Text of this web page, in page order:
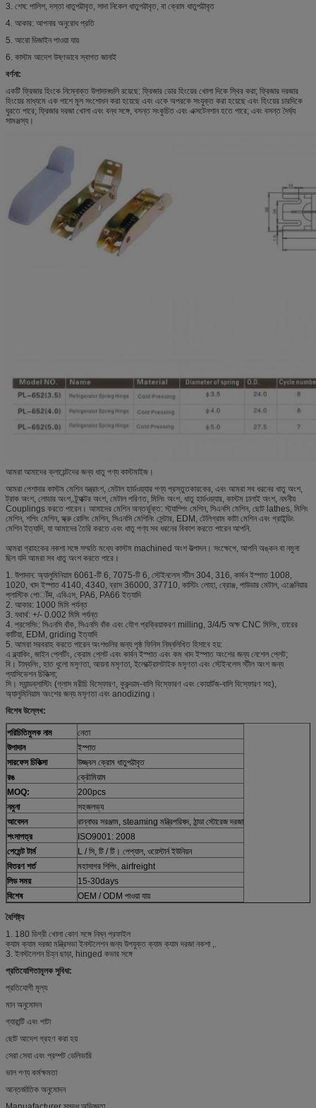
3. শেষ: পালিশ, দস্তা ধাতুপট্টাবৃত, সাদা নিকেল ধাতুপট্টাবৃত, বা ক্রোম ধাতুপট্টাবৃত
4. আকার: আপনার অনুরোধ প্রতি
5. আরো ডিজাইন পাওয়া যায়
6. কাস্টম আদেশ উষ্ণভাবে স্বাগত জানাই
বর্ণনা:
একটি ফ্রিজার হিংকে নিম্নোক্ত উপাদানগুলি রয়েছে: ফ্রিজার ডোর হিংয়ের খোলা দিকে স্থির করা; ফ্রিজার দরজার
হিংয়ের মাধ্যমে এক পাশে মূল সংশোধন করা হয়েছে এবং একে অপরকে সংযুক্ত করা হয়েছে এবং হিংয়ের চারদিকে
ঘুরতে পারে; ফ্রিজার দরজা খোলা এবং বন্ধ সঙ্গে, বসন্ত সংকুচিত এবং এক্সটেনশান হতে পারে; এবং বসন্ত দৈর্ঘ্য
সামঞ্জস্য।
আমরা আমাদের ক্লায়েন্টদের জন্য ধাতু পণ্য কাস্টমাইজ।
আমরা পেশাদার কাস্টম মেশিন যন্ত্রাংশ, মেটাল হার্ডওয়্যার পণ্য প্রস্তুতকারকের, এবং আমরা সব ধরনের ধাতু অংশ,
ট্রাক অংশ, লোডার অংশ, ট্র্যাক্টর অংশ, মেটাল পরিণত, মিলিং অংশ, ধাতু হার্ডওয়্যার, কাস্টম ঢালাই অংশ, নমনীয়
Couplings করতে পারেন। আমাদের মেশিন অন্তর্ভুক্ত: স্ট্যাম্পিং মেশিন, সিএনসি মেশিন, ছোট lathes, মিলিং
মেশিন, শপিং মেশিন, স্ক্রু রোলিং মেশিন, সিএনসি মেশিনিং সেন্টার, EDM, টেলিগ্রাম কাটা মেশিন এবং গ্রাইন্ডিং
মেশিন ইত্যাদি, যা আমাদের তৈরি করতে এবং ধাতু পণ্য সব ধরনের বিকাশ করতে পারেন আপনি.
আমরা গ্রাহকের নকশা সঙ্গে সম্মতি মধ্যে কাস্টম machined অংশ উত্পাদন। সংক্ষেপে, আপনি অঙ্কন বা নমুনা
ছিল যদি আমরা সব ধাতু অংশ করতে পারে।
1. উপাদান: অ্যালুমিনিয়াম 6061-টি 6, 7075-টি 6, স্টেইনলেস স্টীল 304, 316, কার্বন ইস্পাত 1008,
1020, খাদ ইস্পাত 4140, 4340, ব্রাস 36000, 37710, কাস্টিং লোহা, ব্রোঞ্জ, পাউডার মেটাল, এঞ্জেনিয়ার
প্লাস্টিক পোॉम, এবিএস, PA6, PA66 ইত্যাদি
2. আকার: 1000 মিমি পর্যন্ত
3. যথার্থ: +/- 0.002 মিমি পর্যন্ত
4. প্রসেসিং: সিএনসি বাঁক, সিএনসি বাঁক এবং যৌগ প্রক্রিয়াকরণ milling, 3/4/5 অক্ষ CNC মিলিং, তারের
কাটিয়া, EDM, griding ইত্যাদি
5. আমরা সরবরাহ করতে পারেন অংশগুলির জন্য পৃষ্ঠ ফিনিস নিম্নলিখিত হিসাবে হয়:
এ ব্ল্যাকিং, জাইন প্লেটিং, ক্রোম প্লেট এবং কার্বন ইস্পাত এবং কম খাদ ইস্পাত অংশের জন্য নেশেল প্লেট;
বি। টাম্বলিং, হাত ধুলো মসৃণতা, আয়না মসৃণতা, ইলেক্ট্রোলটাইক মসৃণতা এবং স্টেইনলেস স্টীল অংশ জন্য
প্যাসিভেশন চিকিত্সা;
সি। স্যান্ডব্লাস্টিং (গ্লাস মরীচি বিস্ফোরণ, কুরুন্ডাম-বালি বিস্ফোরণ এবং কোয়ার্টজ-বালি বিস্ফোরণ সহ),
অ্যালুমিনিয়াম অংশের জন্য মসৃণতা এবং anodizing।
বিশেষ উল্লেখ:
পরিচিতিমুলক নাম
নেতা
উপাদান
ইস্পাত
সারফেস চিকিত্সা
উজ্জ্বল ক্রোম ধাতুপট্টাবৃত
রঙ
ক্রৌমিয়াম
MOQ:
200pcs
নমুনা
সহজলভ্য
আবেদন
রান্নাঘর সরঞ্জাম, steaming মন্ত্রিপরিষদ, ঠান্ডা স্টোরেজ দরজা
শংসাপত্র
ISO9001: 2008
পেমেন্ট টার্ম
L / সি, টি / টি। পেপ্যাল, ওয়েস্টার্ন ইউনিয়ন
বিতরণ শর্ত
মহাসাগর শিপিং, airfreight
লিড সময়
15-30days
বিশেষ
OEM / ODM পাওয়া যায়
বৈশিষ্ট্য
1. 180 ডিগ্রী খোলা কোণ সঙ্গে নিম্ন প্রফাইল
ক্যাম ক্যাম দরজা মন্ত্রিসভা ইনস্টলেশন জন্য উপযুক্ত ক্যাম ক্যাম দরজা নকশা ,.
3. ইনস্টলেশন চিহ্ন ছাড়া, hinged কভার সঙ্গে
প্রতিযোগিতামূলক সুবিধা:
প্রতিযোগী মূল্য
মান অনুমোদন
গ্যারান্টি এবং পাটা
ছোট আদেশ গ্রহণ করা হয়
সেরা সেবা এবং প্রম্পট ডেলিভারি
ভাল পণ্য কর্মক্ষমতা
আন্তর্জাতিক অনুমোদন